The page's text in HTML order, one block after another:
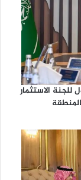
للجنة الاستثمار